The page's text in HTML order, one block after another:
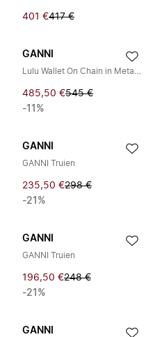
401 €417 €
GANNI
Lulu Wallet On Chain in Metallic
485,50 €545 €
-11%
GANNI
GANNI Truien
235,50 €298 €
-21%
GANNI
GANNI Truien
196,50 €248 €
-21%
GANNI